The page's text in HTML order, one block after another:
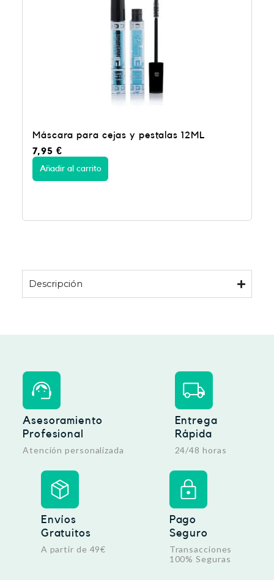
Máscara para cejas y pestalas 12ML
7,95 €
Añadir al carrito
Descripción
Asesoramiento
Profesional
Atención personalizada
Entrega
Rápida
24/48 horas
Envíos
Gratuitos
A partir de 49€
Pago
Seguro
Transacciones
100% Seguras